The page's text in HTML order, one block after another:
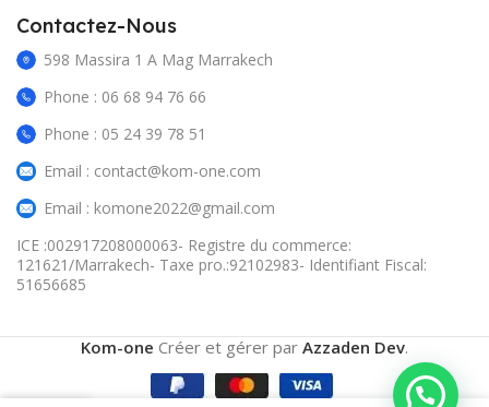
Contactez-Nous
598 Massira 1 A Mag Marrakech
Phone : 06 68 94 76 66
Phone : 05 24 39 78 51
Email : contact@kom-one.com
Email : komone2022@gmail.com
ICE :002917208000063- Registre du commerce:
121621/Marrakech- Taxe pro.:92102983- Identifiant Fiscal:
51656685
Kom-one Créer et gérer par Azzaden Dev.